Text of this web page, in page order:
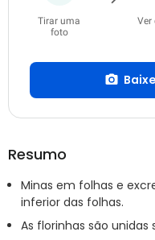
Tirar uma
foto
Ver
Resumo
Minas em folhas e
inferior das folhas.
As florinhas são unidas